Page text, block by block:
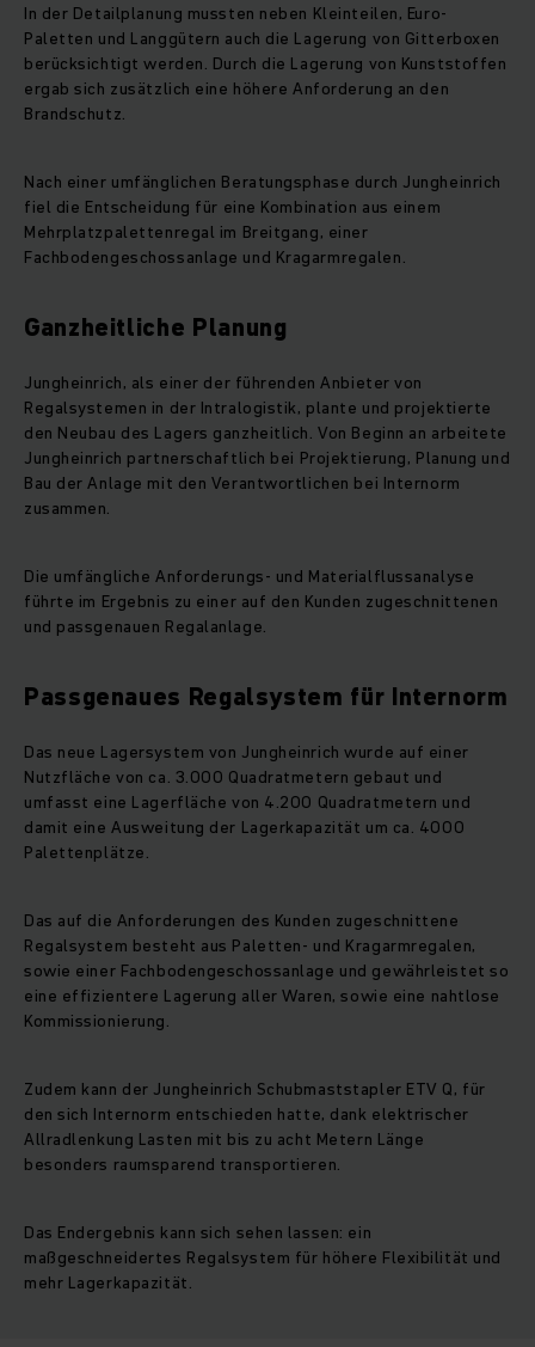
In der Detailplanung mussten neben Kleinteilen, Euro-
Paletten und Langgütern auch die Lagerung von Gitterboxen
berücksichtigt werden. Durch die Lagerung von Kunststoffen
ergab sich zusätzlich eine höhere Anforderung an den
Brandschutz.
Nach einer umfänglichen Beratungsphase durch Jungheinrich
fiel die Entscheidung für eine Kombination aus einem
Mehrplatzpalettenregal im Breitgang, einer
Fachbodengeschossanlage und Kragarmregalen.
Ganzheitliche Planung
Jungheinrich, als einer der führenden Anbieter von
Regalsystemen in der Intralogistik, plante und projektierte
den Neubau des Lagers ganzheitlich. Von Beginn an arbeitete
Jungheinrich partnerschaftlich bei Projektierung, Planung und
Bau der Anlage mit den Verantwortlichen bei Internorm
zusammen.
Die umfängliche Anforderungs- und Materialflussanalyse
führte im Ergebnis zu einer auf den Kunden zugeschnittenen
und passgenauen Regalanlage.
Passgenaues Regalsystem für Internorm
Das neue Lagersystem von Jungheinrich wurde auf einer
Nutzfläche von ca. 3.000 Quadratmetern gebaut und
umfasst eine Lagerfläche von 4.200 Quadratmetern und
damit eine Ausweitung der Lagerkapazität um ca. 4000
Palettenplätze.
Das auf die Anforderungen des Kunden zugeschnittene
Regalsystem besteht aus Paletten- und Kragarmregalen,
sowie einer Fachbodengeschossanlage und gewährleistet so
eine effizientere Lagerung aller Waren, sowie eine nahtlose
Kommissionierung.
Zudem kann der Jungheinrich Schubmaststapler ETV Q, für
den sich Internorm entschieden hatte, dank elektrischer
Allradlenkung Lasten mit bis zu acht Metern Länge
besonders raumsparend transportieren.
Das Endergebnis kann sich sehen lassen: ein
maßgeschneidertes Regalsystem für höhere Flexibilität und
mehr Lagerkapazität.